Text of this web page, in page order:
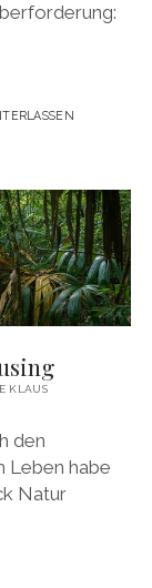
KLAUS
den
Leben habe
Natur